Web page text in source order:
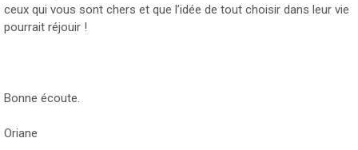
ceux qui vous sont chers et que l’idée de tout choisir dans leur vie
pourrait réjouir !
Bonne écoute.
Oriane